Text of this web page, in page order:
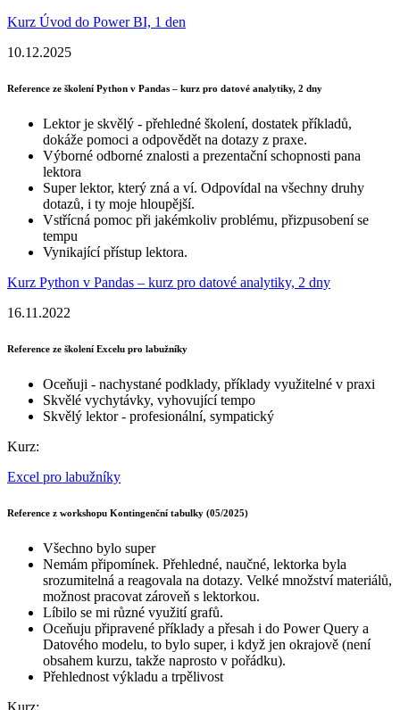
Kurz Úvod do Power BI, 1 den
10.12.2025
Reference ze školení Python v Pandas – kurz pro datové analytiky, 2 dny
Lektor je skvělý - přehledné školení, dostatek příkladů,
dokáže pomoci a odpovědět na dotazy z praxe.
Výborné odborné znalosti a prezentační schopnosti pana
lektora
Super lektor, který zná a ví. Odpovídal na všechny druhy
dotazů, i ty moje hloupější.
Vstřícná pomoc při jakémkoliv problému, přizpusobení se
tempu
Vynikající přístup lektora.
Kurz Python v Pandas – kurz pro datové analytiky, 2 dny
16.11.2022
Reference ze školení Excelu pro labužníky
Oceňuji - nachystané podklady, příklady využitelné v praxi
Skvělé vychytávky, vyhovující tempo
Skvělý lektor - profesionální, sympatický
Kurz:
Excel pro labužníky
Reference z workshopu Kontingenční tabulky (05/2025)
Všechno bylo super
Nemám připomínek. Přehledné, naučné, lektorka byla
srozumitelná a reagovala na dotazy. Velké množství materiálů,
možnost pracovat zároveň s lektorkou.
Líbilo se mi různé využití grafů.
Oceňuju připravené příklady a přesah i do Power Query a
Datového modelu, to bylo super, i když jen okrajově (není
obsahem kurzu, takže naprosto v pořádku).
Přehlednost výkladu a trpělivost
Kurz: